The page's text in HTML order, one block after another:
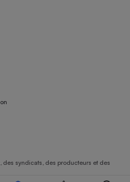
des syndicats, des producteurs et des